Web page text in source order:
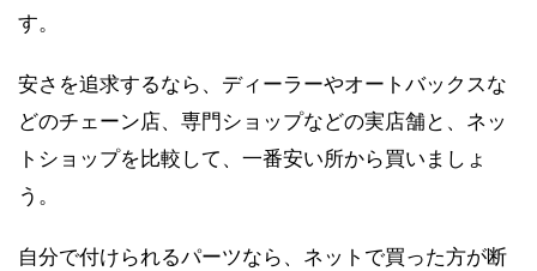
す。
安さを追求するなら、ディーラーやオートバックスな
どのチェーン店、専門ショップなどの実店舗と、ネッ
トショップを比較して、一番安い所から買いましょ
う。
自分で付けられるパーツなら、ネットで買った方が断